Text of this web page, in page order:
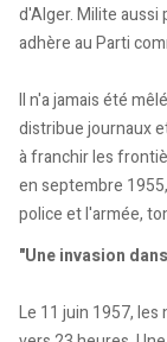
d'Alger. Milite
adhère au Parti
Il n'a jamais été
distribue journaux
à franchir les
en septembre
police et l'armée,
"Une invasion
Le 11 juin 1957,